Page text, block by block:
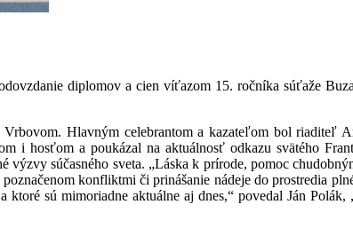
diplomov a cien víťazom 15. ročníka súťaže
Hlavným celebrantom a kazateľom bol riaditeľ
i hosťom a poukázal na aktuálnosť odkazu svätého
súčasného sveta. „Láska k prírode, pomoc
konfliktmi či prinášanie nádeje do prostredia
sú mimoriadne aktuálne aj dnes,“ povedal Ján Polák,